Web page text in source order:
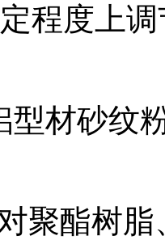
程度上
型材砂纹
聚酯树